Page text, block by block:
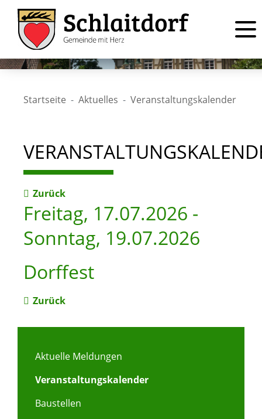
Startseite Aktuelles Veranstaltungskalender
Zurück
Freitag, 17.07.2026 -
Sonntag, 19.07.2026
Dorffest
Zurück
Aktuelle Meldungen
Veranstaltungskalender
Baustellen